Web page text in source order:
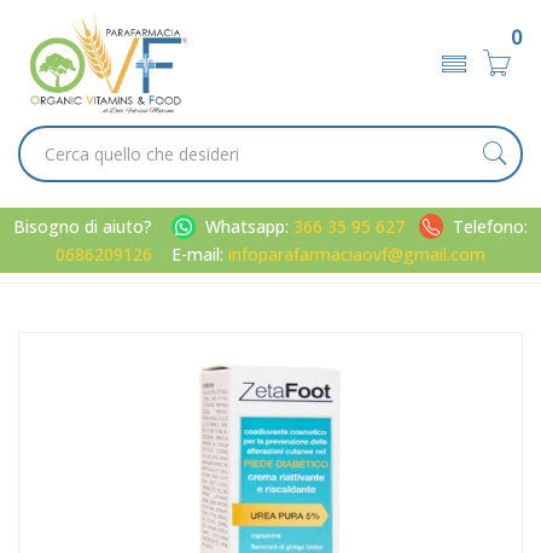
0
Bisogno di aiuto? Whatsapp: 366 35 95 627
Telefono:
0686209126
E-mail: infoparafarmaciaovf@gmail.com
per Piede Diabetico